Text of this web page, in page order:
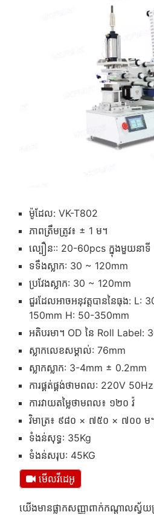
ម៉ូដែល: VK-T802
ភាពត្រឹមត្រូវ៖ ± 1 ម។
ល្បឿន:: 20-60pcs ក្នុងមួយនាទី
ទទឹងស្លាក: 30 ~ 120mm
ប្រវែងស្លាក: 30 ~ 120mm
ជួរដែលអាចអនុវត្តបាននៃធុង: L:
150mm H: 50-350mm
អតិបរមា។ OD នៃ Roll Label:
ស្លាកលេខសម្គាល់: 76mm
ស្លាកស្លាក: 3-4mm ± 0.2mm
ការផ្គត់ផ្គង់ថាមពល: 220V 50Hz
ការវាយតម្លៃថាមពល៖ ១២០ វ៉
វិមាត្រ៖ ៩៨០ × ៧៥០ × ៧០០ ម
ទំងន់សុទ្ធ: 35Kg
ទំងន់សរុប: 45KG
មើលវីដេអូ
យើង​មាន​ផ្លាក​សញ្ញា​ពាក់​កណ្តាល​ស្វ័យប្